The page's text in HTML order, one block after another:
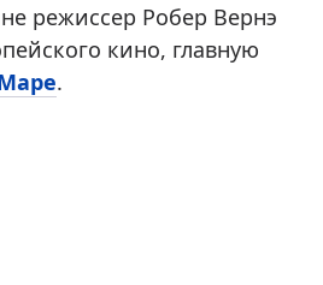
режиссер Робер Вернэ
кино, главную
.